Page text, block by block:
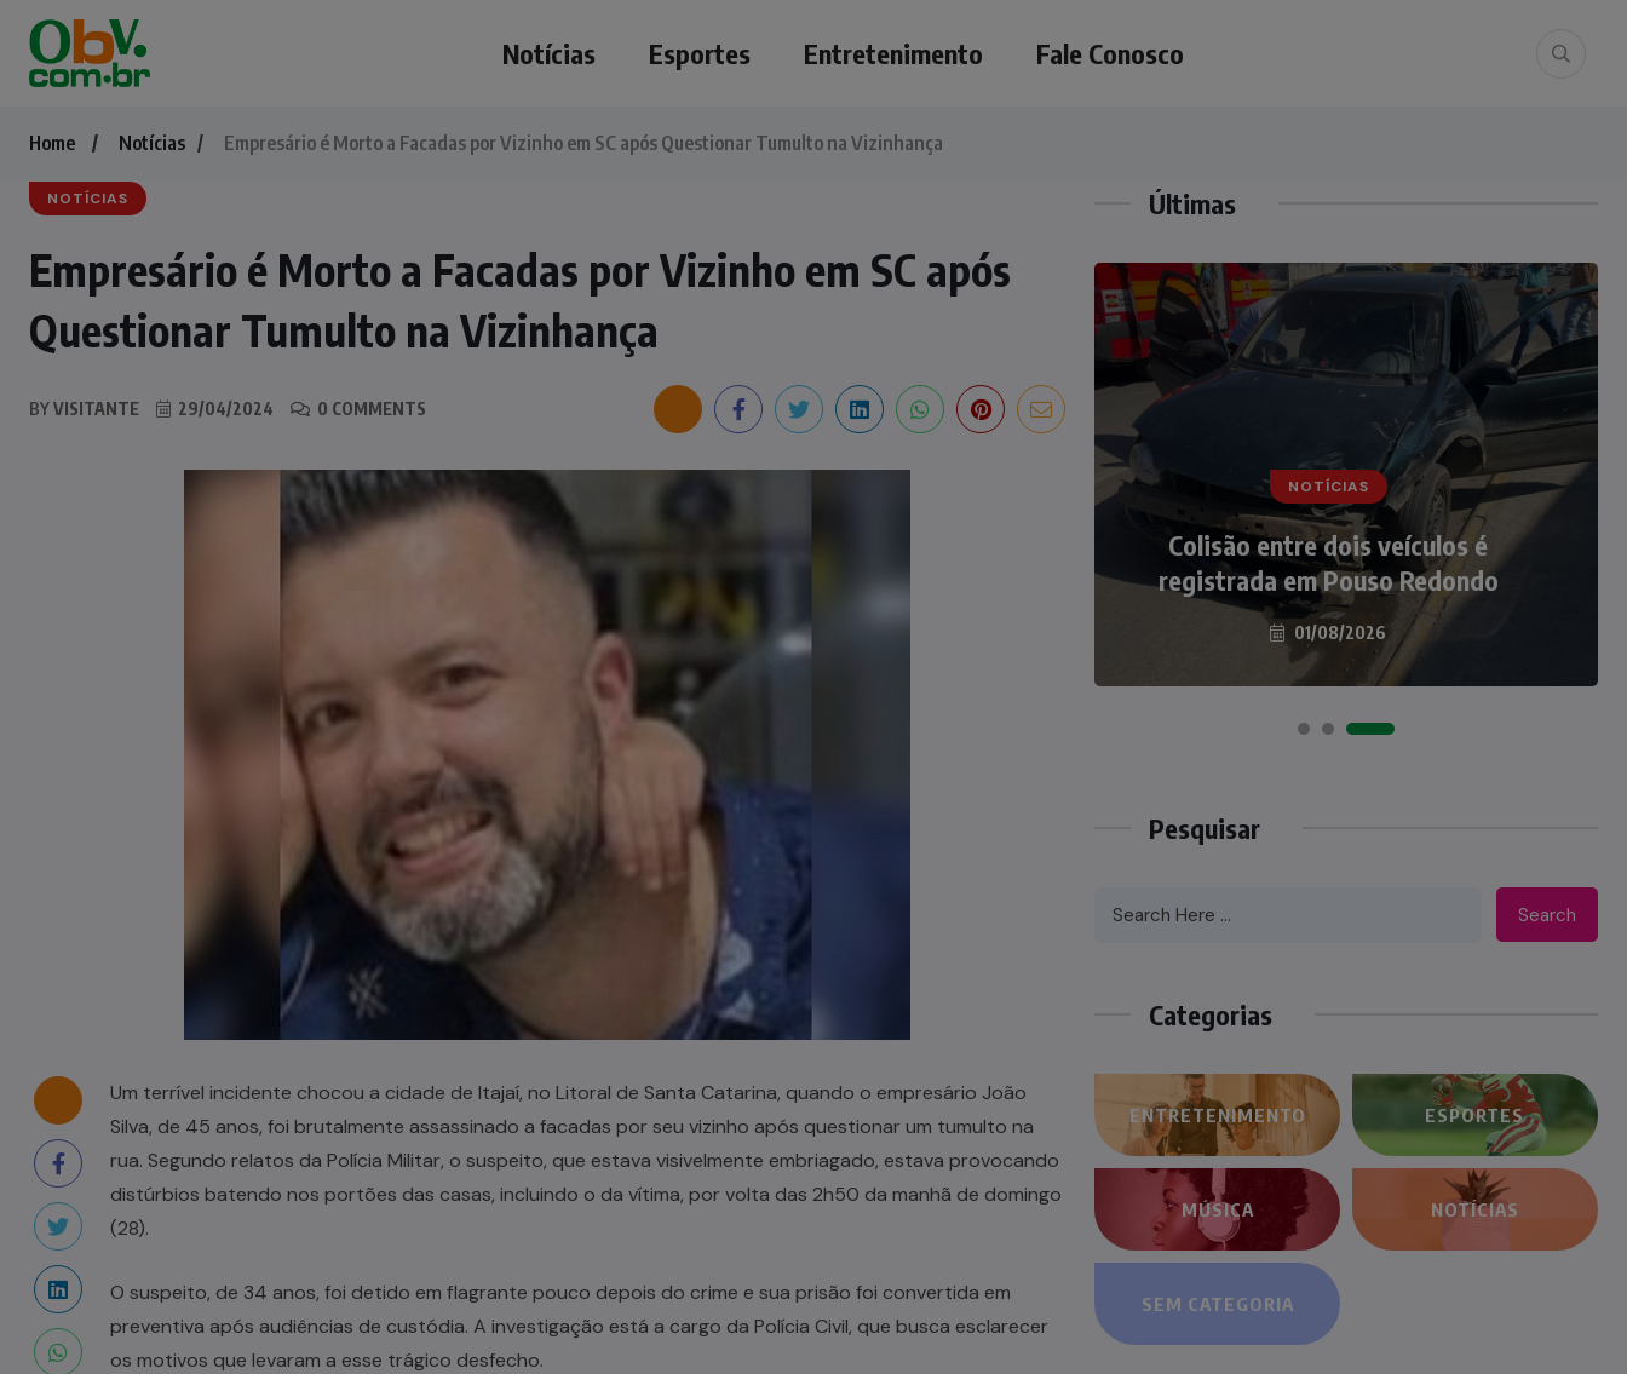
Notícias Esportes Entretenimento Fale Conosco
Home Notícias Empresário é Morto a Facadas por Vizinho em SC após Questionar Tumulto na Vizinhança
NOTÍCIAS
Empresário é Morto a Facadas por Vizinho em SC após
Questionar Tumulto na Vizinhança
BYVISITANTE 29/04/2024 0 COMMENTS
Um terrível incidente chocou a cidade de Itajaí, no Litoral de Santa Catarina, quando o empresário João
Silva, de 45 anos, foi brutalmente assassinado a facadas por seu vizinho após questionar um tumulto na
rua. Segundo relatos da Polícia Militar, o suspeito, que estava visivelmente embriagado, estava provocando
distúrbios batendo nos portões das casas, incluindo o da vítima, por volta das 2h50 da manhã de domingo
(28).
O suspeito, de 34 anos, foi detido em flagrante pouco depois do crime e sua prisão foi convertida em
preventiva após audiências de custódia. A investigação está a cargo da Polícia Civil, que busca esclarecer
os motivos que levaram a esse trágico desfecho.
Últimas
NOTÍCIAS
Tombamento de carreta é
registrado em Pouso Redondo
NOTÍCIAS
Colisão entre dois veículos é
registrada em Pouso Redondo
01/08/2026
NOTÍCIAS
Irmãos de 7 e 14 anos morrem
atropelados na BR-470 em Pouso
Redondo
04/08/2026
Pesquisar
Search
Categorias
ENTRETENIMENTO ESPORTES
MÚSICA NOTÍCIAS
SEM CATEGORIA